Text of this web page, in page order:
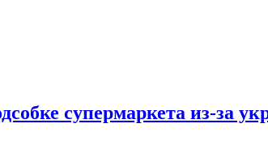
супермаркета из-за